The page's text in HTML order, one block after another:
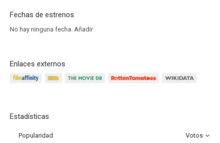
Fechas de estrenos
No hay ninguna fecha. Añadir
Enlaces externos
Estadísticas
Popularidad Votos